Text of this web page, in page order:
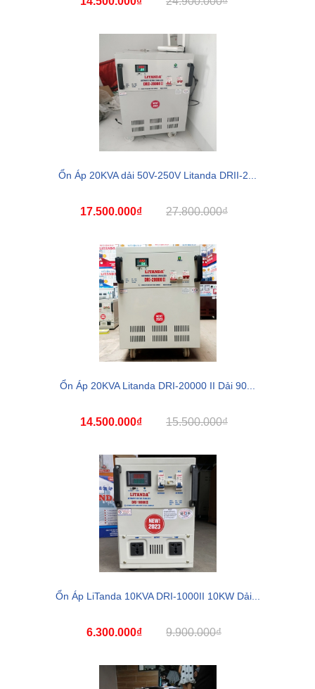
Ổn Áp 20KVA dải 50V-250V Litanda DRII-2...
17.500.000₫ 27.800.000₫
Ổn Áp 20KVA Litanda DRI-20000 II Dải 90...
14.500.000₫ 15.500.000₫
Ổn Áp LiTanda 10KVA DRI-1000II 10KW Dải...
6.300.000₫ 9.900.000₫